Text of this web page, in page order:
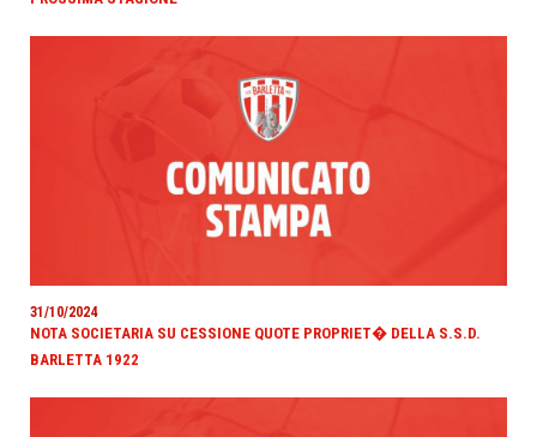
31/10/2024
NOTA SOCIETARIA SU CESSIONE QUOTE PROPRIET� DELLA S.S.D.
BARLETTA 1922